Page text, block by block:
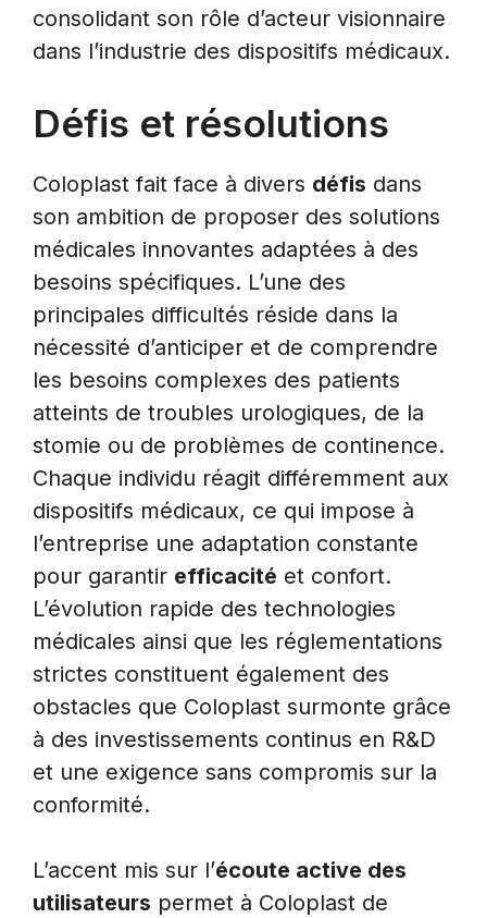
consolidant son rôle d’acteur visionnaire
dans l’industrie des dispositifs médicaux.
Défis et résolutions
Coloplast fait face à divers défis dans
son ambition de proposer des solutions
médicales innovantes adaptées à des
besoins spécifiques. L’une des
principales difficultés réside dans la
nécessité d’anticiper et de comprendre
les besoins complexes des patients
atteints de troubles urologiques, de la
stomie ou de problèmes de continence.
Chaque individu réagit différemment aux
dispositifs médicaux, ce qui impose à
l’entreprise une adaptation constante
pour garantir efficacité et confort.
L’évolution rapide des technologies
médicales ainsi que les réglementations
strictes constituent également des
obstacles que Coloplast surmonte grâce
à des investissements continus en R&D
et une exigence sans compromis sur la
conformité.
L’accent mis sur l’écoute active des
utilisateurs permet à Coloplast de